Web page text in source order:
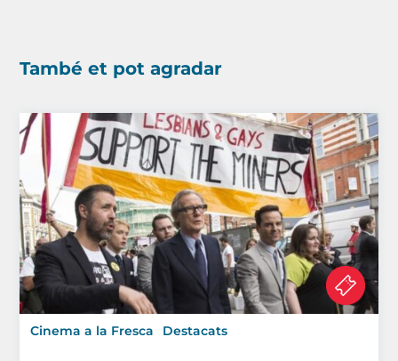
També et pot agradar
Cinema a la Fresca Destacats